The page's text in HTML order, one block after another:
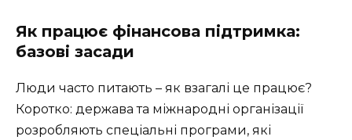
Як працює фінансова підтримка:
базові засади
Люди часто питають – як взагалі це працює?
Коротко: держава та міжнародні організації
розробляють спеціальні програми, які